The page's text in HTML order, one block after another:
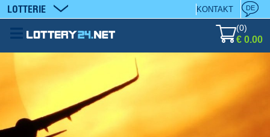
LOTTERIE KONTAKT DE
(0)
€ 0.00